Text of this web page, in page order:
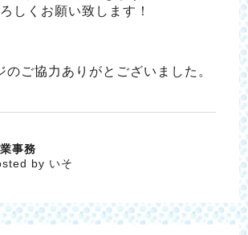
しくお願い致します！
のご協力ありがとございました。
事務
by いそ